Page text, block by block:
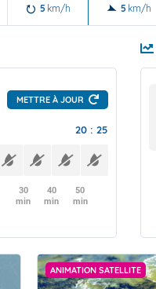
5 km/h 5 km/h
METTRE À JOUR
20 : 25
30
min
40
min
50
min
ANIMATION SATELLITE